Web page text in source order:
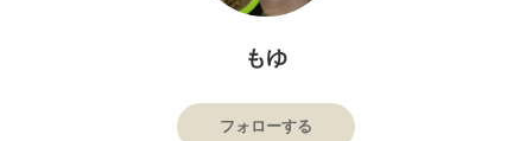
もゆ
フォローする